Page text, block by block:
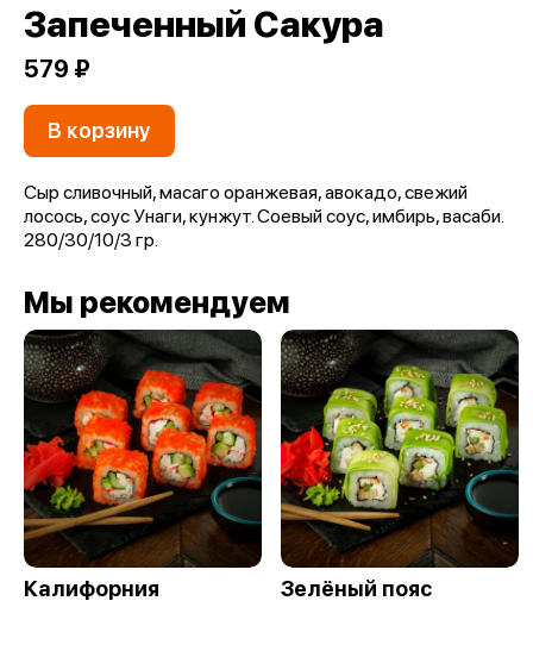
Запеченный Сакура
579 ₽
В корзину
Сыр сливочный, масаго оранжевая, авокадо, свежий
лосось, соус Унаги, кунжут. Соевый соус, имбирь, васаби.
280/30/10/3 гр.
Мы рекомендуем
Калифорния Зелёный пояс